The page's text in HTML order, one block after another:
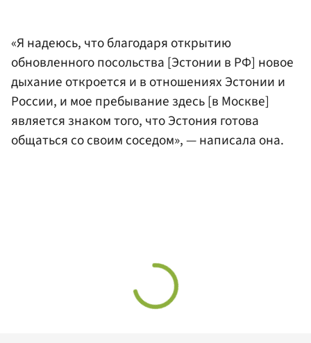
«Я надеюсь, что благодаря открытию
обновленного посольства [Эстонии в РФ] новое
дыхание откроется и в отношениях Эстонии и
России, и мое пребывание здесь [в Москве]
является знаком того, что Эстония готова
общаться со своим соседом», — написала она.